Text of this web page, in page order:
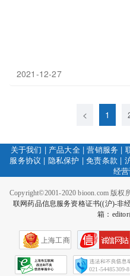
2021-12-27
< 1
关于我们 | 产品大全|营销服务 |
服务协议 | 隐私保护 |免责条款 |
经
Copyright©2001-2020 bioon.com 版
联网药品信息服务资格证书((沪)-非
箱：
上海工商
021-54485309-